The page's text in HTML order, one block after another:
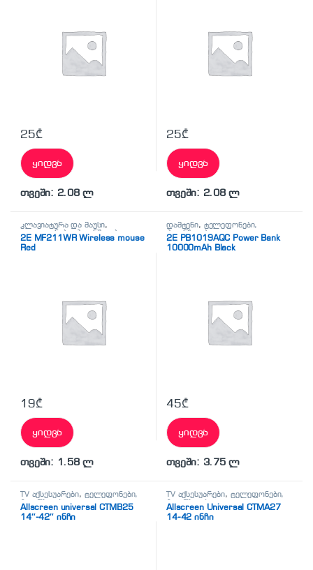
25₾
ყიდვა
თვეში: 2.08 ლ
25₾
ყიდვა
თვეში: 2.08 ლ
კლავიატურა და მაუსი,
ტელეფონები, პლანშეტები,
აქსესუარები,ტელევიზორი
2E MF211WR Wireless mouse
Red
19₾
ყიდვა
თვეში: 1.58 ლ
დამტენი, ტელეფონები,
პლანშეტები,
აქსესუარები,ტელევიზორი
2E PB1019AQC Power Bank
10000mAh Black
45₾
ყიდვა
თვეში: 3.75 ლ
TV აქსესუარები, ტელეფონები,
პლანშეტები,
აქსესუარები,ტელევიზორი
Allscreen universal CTMB25
14″-42″ ინჩი
TV აქსესუარები, ტელეფონები,
პლანშეტები,
აქსესუარები,ტელევიზორი
Allscreen Universal CTMA27
14-42 ინჩი